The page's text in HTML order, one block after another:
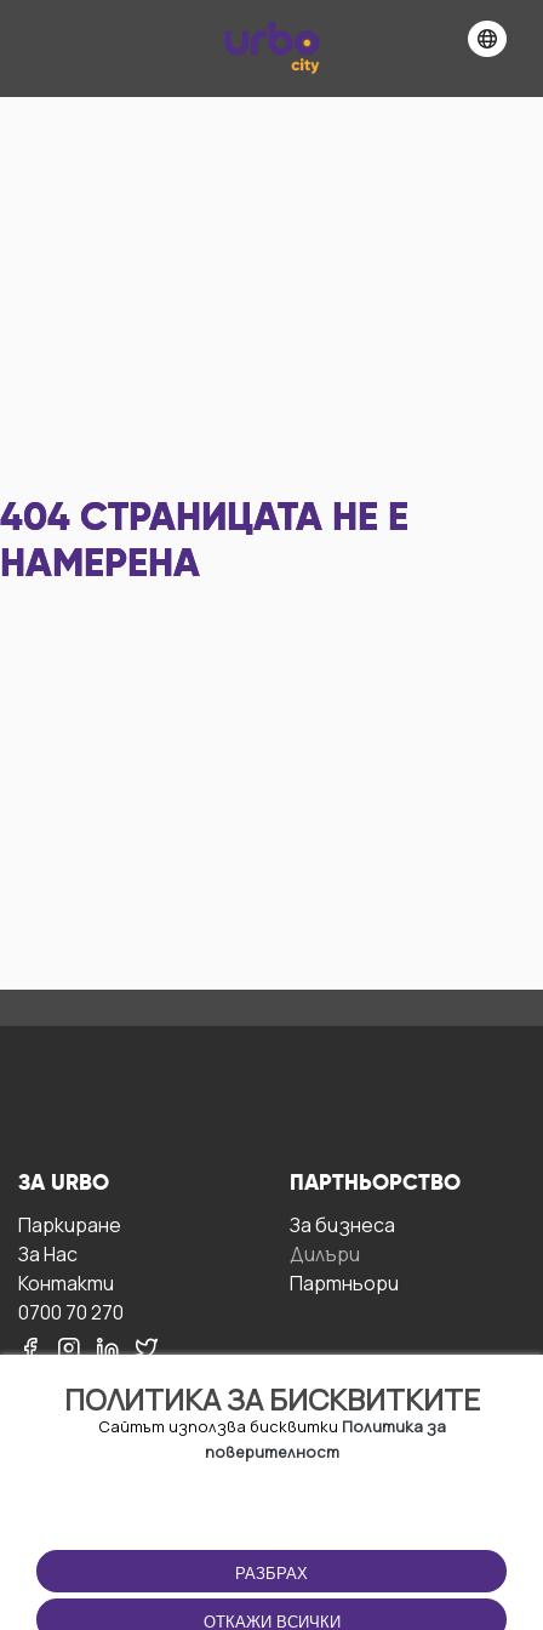
404 СТРАНИЦАТА НЕ Е
НАМЕРЕНА
ПОЛИТИКА ЗА БИСКВИТКИТЕ
Сайтът използва бисквитки Политика за
поверителност
РАЗБРАХ
ОТКАЖИ ВСИЧКИ
ЗА URBO
Паркиране
За Hас
Контакти
0700 70 270
ПАРТНЬОРСТВО
За бизнесa
Дилъри
Партньори
ПОЛЗВАНЕ
Правила и условия за
ползване
ПРИЛОЖЕНИЕТО